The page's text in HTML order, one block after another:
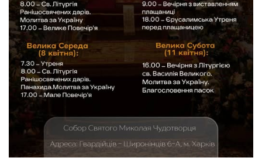
Архистратига Михаїла (с. Пригарівка)
Благовіщення Пресвятої Богородиці (с. Шевченки)
Введення у храм Пресвятої Богородиці (с. Дашківка)
Вознесіння ГНІХ (с. Витівка)
Вознесіння Господнього (м. Кобеляки)
Різдва Пресвятої Богородиці (с. Вільховатка)
Св. Апостола Андрія Первозванного (с. Засулля)